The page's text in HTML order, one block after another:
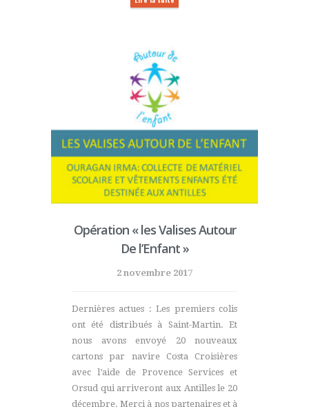
Opération « les Valises Autour
De l’Enfant »
2 novembre 2017
Dernières actues : Les premiers colis
ont été distribués à Saint-Martin. Et
nous avons envoyé 20 nouveaux
cartons par navire Costa Croisières
avec l’aide de Provence Services et
Orsud qui arriveront aux Antilles le 20
décembre. Merci à nos partenaires et à